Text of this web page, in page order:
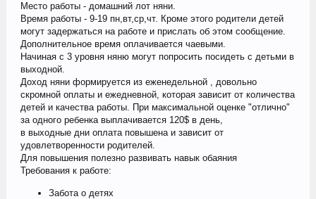
Место работы - домашний лот няни.
Время работы - 9-19 пн,вт,ср,чт. Кроме этого родители детей
могут задержаться на работе и прислать об этом сообщение.
Дополнительное время оплачивается чаевыми.
Начиная с 3 уровня няню могут попросить посидеть с детьми в
выходной.
Доход няни формируется из еженедельной , довольно
скромной оплаты и ежедневной, которая зависит от количества
детей и качества работы. При максимальной оценке "отлично"
за одного ребенка выплачивается 120$ в день,
в выходные дни оплата повышена и зависит от
удовлетворенности родителей.
Для повышения полезно развивать навык обаяния
Требования к работе:
Забота о детях